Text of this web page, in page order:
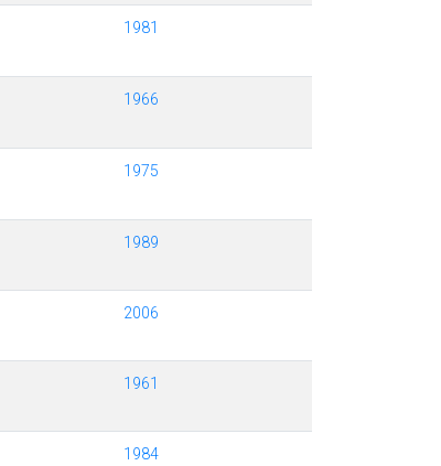
1981
1966
1975
1989
2006
1961
1984